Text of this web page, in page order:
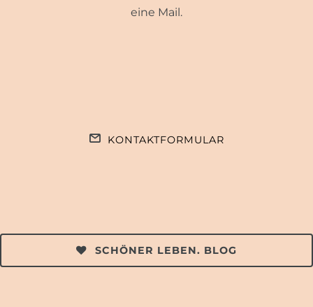
eine Mail.
KONTAKTFORMULAR
SCHÖNER LEBEN. BLOG